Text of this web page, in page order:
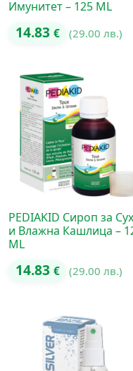
Имунитет – 125 ML
14.83 € (29.00 лв.)
PEDIAKID Сироп за
и Влажна Кашлица –
ML
14.83 € (29.00 лв.)